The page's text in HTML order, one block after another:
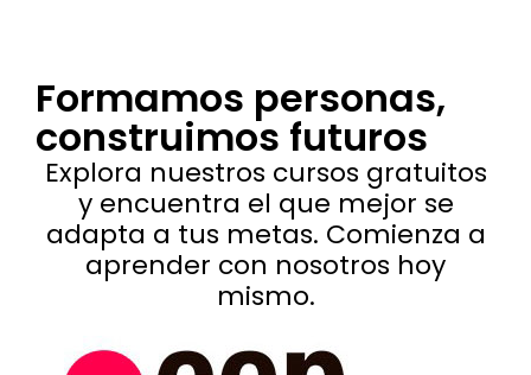
Formamos personas,
construimos futuros
Explora nuestros cursos gratuitos
y encuentra el que mejor se
adapta a tus metas. Comienza a
aprender con nosotros hoy
mismo.